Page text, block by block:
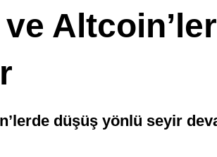
düşüş yönlü seyir